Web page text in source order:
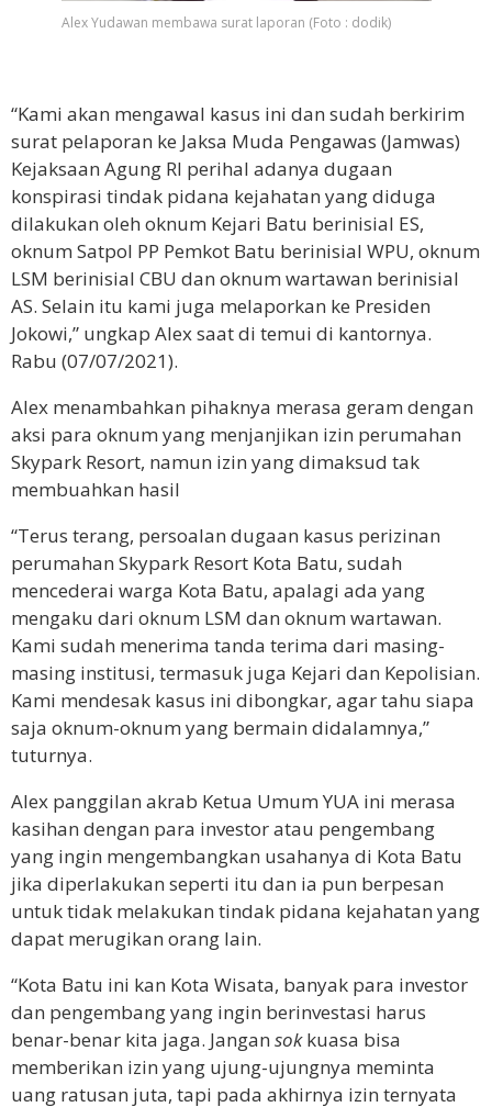
Alex Yudawan membawa surat laporan (Foto : dodik)
“Kami akan mengawal kasus ini dan sudah berkirim
surat pelaporan ke Jaksa Muda Pengawas (Jamwas)
Kejaksaan Agung RI perihal adanya dugaan
konspirasi tindak pidana kejahatan yang diduga
dilakukan oleh oknum Kejari Batu berinisial ES,
oknum Satpol PP Pemkot Batu berinisial WPU, oknum
LSM berinisial CBU dan oknum wartawan berinisial
AS. Selain itu kami juga melaporkan ke Presiden
Jokowi,” ungkap Alex saat di temui di kantornya.
Rabu (07/07/2021).
Alex menambahkan pihaknya merasa geram dengan
aksi para oknum yang menjanjikan izin perumahan
Skypark Resort, namun izin yang dimaksud tak
membuahkan hasil
“Terus terang, persoalan dugaan kasus perizinan
perumahan Skypark Resort Kota Batu, sudah
mencederai warga Kota Batu, apalagi ada yang
mengaku dari oknum LSM dan oknum wartawan.
Kami sudah menerima tanda terima dari masing-
masing institusi, termasuk juga Kejari dan Kepolisian.
Kami mendesak kasus ini dibongkar, agar tahu siapa
saja oknum-oknum yang bermain didalamnya,”
tuturnya.
Alex panggilan akrab Ketua Umum YUA ini merasa
kasihan dengan para investor atau pengembang
yang ingin mengembangkan usahanya di Kota Batu
jika diperlakukan seperti itu dan ia pun berpesan
untuk tidak melakukan tindak pidana kejahatan yang
dapat merugikan orang lain.
“Kota Batu ini kan Kota Wisata, banyak para investor
dan pengembang yang ingin berinvestasi harus
benar-benar kita jaga. Jangan sokkuasa bisa
memberikan izin yang ujung-ujungnya meminta
uang ratusan juta, tapi pada akhirnya izin ternyata